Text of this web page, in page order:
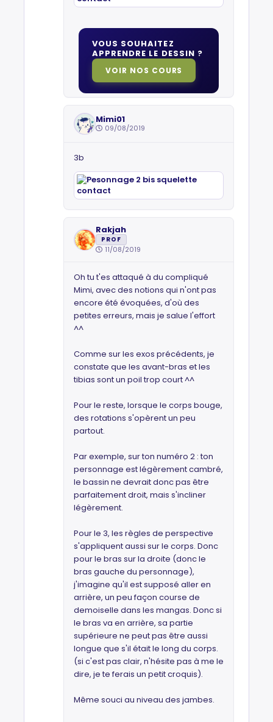
VOUS SOUHAITEZ
APPRENDRE LE DESSIN ?
VOIR NOS COURS
Mimi01
09/08/2019
3b
Rakjah
PROF
11/08/2019
Oh tu t'es attaqué à du compliqué
Mimi, avec des notions qui n'ont pas
encore été évoquées, d'où des
petites erreurs, mais je salue l'effort
^^
Comme sur les exos précédents, je
constate que les avant-bras et les
tibias sont un poil trop court ^^
Pour le reste, lorsque le corps bouge,
des rotations s'opèrent un peu
partout.
Par exemple, sur ton numéro 2 : ton
personnage est légèrement cambré,
le bassin ne devrait donc pas être
parfaitement droit, mais s'incliner
légèrement.
Pour le 3, les règles de perspective
s'appliquent aussi sur le corps. Donc
pour le bras sur la droite (donc le
bras gauche du personnage),
j'imagine qu'il est supposé aller en
arrière, un peu façon course de
demoiselle dans les mangas. Donc si
le bras va en arrière, sa partie
supérieure ne peut pas être aussi
longue que s'il était le long du corps.
(si c'est pas clair, n'hésite pas à me le
dire, je te ferais un petit croquis).
Même souci au niveau des jambes.